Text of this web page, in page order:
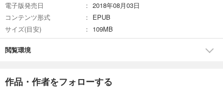
電子版発売日
2018年08月03日
コンテンツ形式
EPUB
サイズ(目安)
109MB
閲覧環境
作品・作者をフォローする